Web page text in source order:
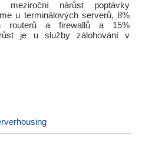
meziroční nárůst poptávky
u terminálových serverů, 8%
routerů a firewallů a 15%
je u služby zálohování v